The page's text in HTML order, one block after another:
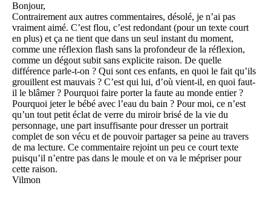
Bonjour,
Contrairement aux autres commentaires, désolé, je n’ai pas
vraiment aimé. C’est flou, c’est redondant (pour un texte court
en plus) et ça ne tient que dans un seul instant du moment,
comme une réflexion flash sans la profondeur de la réflexion,
comme un dégout subit sans explicite raison. De quelle
différence parle-t-on ? Qui sont ces enfants, en quoi le fait qu’ils
grouillent est mauvais ? C’est qui lui, d’où vient-il, en quoi faut-
il le blâmer ? Pourquoi faire porter la faute au monde entier ?
Pourquoi jeter le bébé avec l’eau du bain ? Pour moi, ce n’est
qu’un tout petit éclat de verre du miroir brisé de la vie du
personnage, une part insuffisante pour dresser un portrait
complet de son vécu et de pouvoir partager sa peine au travers
de ma lecture. Ce commentaire rejoint un peu ce court texte
puisqu’il n’entre pas dans le moule et on va le mépriser pour
cette raison.
Vilmon